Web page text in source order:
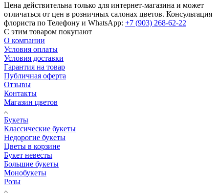
Цена действительна только для интернет-магазина и может
отличаться от цен в розничных салонах цветов. Консультация
флориста по Телефону и WhatsApp: +7 (903) 268-62-22
С этим товаром покупают
О компании
Условия оплаты
Условия доставки
Гарантия на товар
Публичная оферта
Отзывы
Контакты
Магазин цветов
Букеты
Классические букеты
Недорогие букеты
Цветы в корзине
Букет невесты
Большие букеты
Монобукеты
Розы